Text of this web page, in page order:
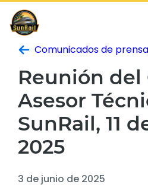
saltar
contenido
Comunicados de prensa
Reunión del
Asesor
SunRail, 11
2025
3 de junio de 2025